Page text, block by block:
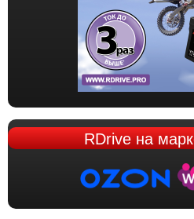
RDriveна